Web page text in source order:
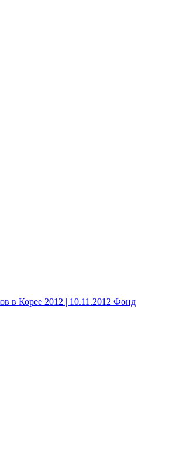
в Корее 2012 | 10.11.2012 Фонд